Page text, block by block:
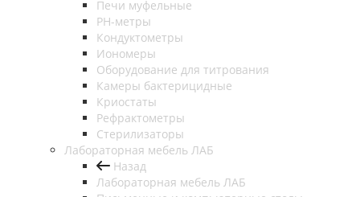
Печи муфельные
РН-метры
Кондуктометры
Иономеры
Оборудование для титрования
Камеры бактерицидные
Криостаты
Рефрактометры
Стерилизаторы
Лабораторная мебель ЛАБ
Назад
Лабораторная мебель ЛАБ